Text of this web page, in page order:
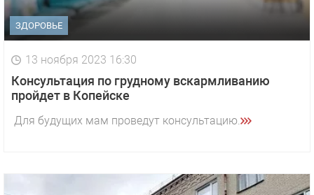
ЗДОРОВЬЕ
13 ноября 2023 16:30
Консультация по грудному вскармливанию
пройдет в Копейске
Для будущих мам проведут консультацию.